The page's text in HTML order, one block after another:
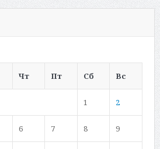
Чт Пт Сб Вс
1 2
6 7 8 9